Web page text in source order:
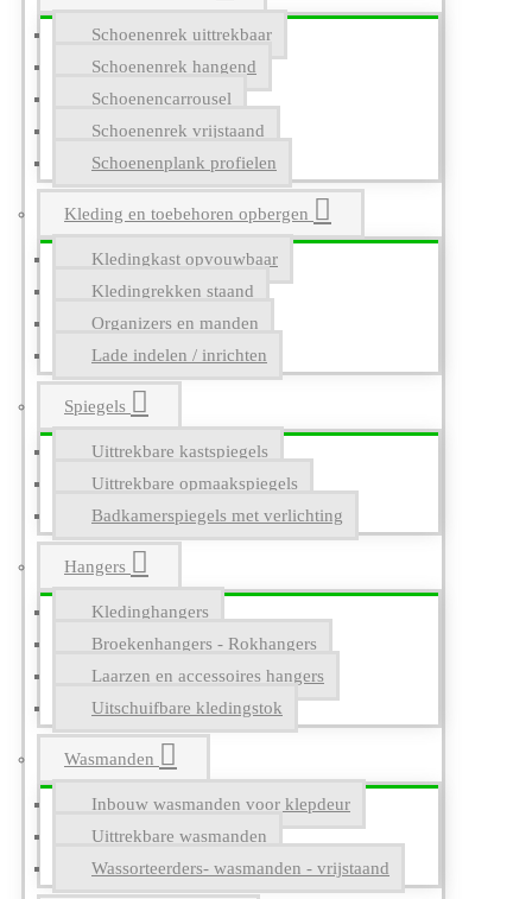
Schoenenrek uittrekbaar
Schoenenrek hangend
Schoenencarrousel
Schoenenrek vrijstaand
Schoenenplank profielen
Kleding en toebehoren opbergen
Kledingkast opvouwbaar
Kledingrekken staand
Organizers en manden
Lade indelen / inrichten
Spiegels
Uittrekbare kastspiegels
Uittrekbare opmaakspiegels
Badkamerspiegels met verlichting
Hangers
Kledinghangers
Broekenhangers - Rokhangers
Laarzen en accessoires hangers
Uitschuifbare kledingstok
Wasmanden
Inbouw wasmanden voor klepdeur
Uittrekbare wasmanden
Wassorteerders- wasmanden - vrijstaand